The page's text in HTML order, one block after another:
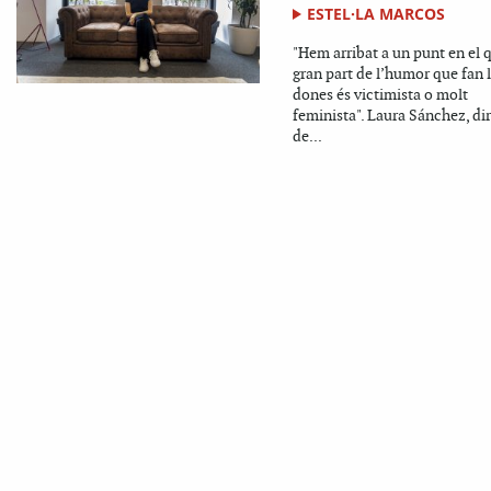
ESTEL·LA MARCOS
"Hem arribat a un punt en el
gran part de l’humor que fan
dones és victimista o molt
feminista". Laura Sánchez,
de...